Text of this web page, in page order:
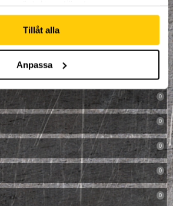
Tillåt alla
Anpassa
0
0
0
0
0